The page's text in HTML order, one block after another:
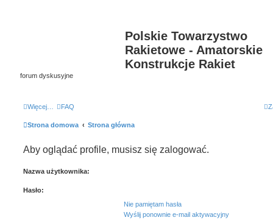
Polskie Towarzystwo
Rakietowe - Amatorskie
Konstrukcje Rakiet
forum dyskusyjne
Więcej… FAQ
Strona domowa Strona główna
Aby oglądać profile, musisz się zalogować.
Nazwa użytkownika:
Hasło:
Nie pamiętam hasła
Wyślij ponownie e-mail aktywacyjny